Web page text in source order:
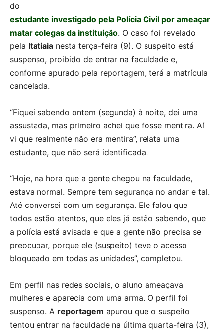
do
estudante investigado pela Polícia Civil por ameaçar
matar colegas da instituição. O caso foi revelado
pela Itatiaia nesta terça-feira (9). O suspeito está
suspenso, proibido de entrar na faculdade e,
conforme apurado pela reportagem, terá a matrícula
cancelada.
“Fiquei sabendo ontem (segunda) à noite, dei uma
assustada, mas primeiro achei que fosse mentira. Aí
vi que realmente não era mentira”, relata uma
estudante, que não será identificada.
“Hoje, na hora que a gente chegou na faculdade,
estava normal. Sempre tem segurança no andar e tal.
Até conversei com um segurança. Ele falou que
todos estão atentos, que eles já estão sabendo, que
a polícia está avisada e que a gente não precisa se
preocupar, porque ele (suspeito) teve o acesso
bloqueado em todas as unidades”, completou.
Em perfil nas redes sociais, o aluno ameaçava
mulheres e aparecia com uma arma. O perfil foi
suspenso. A reportagem apurou que o suspeito
tentou entrar na faculdade na última quarta-feira (3),